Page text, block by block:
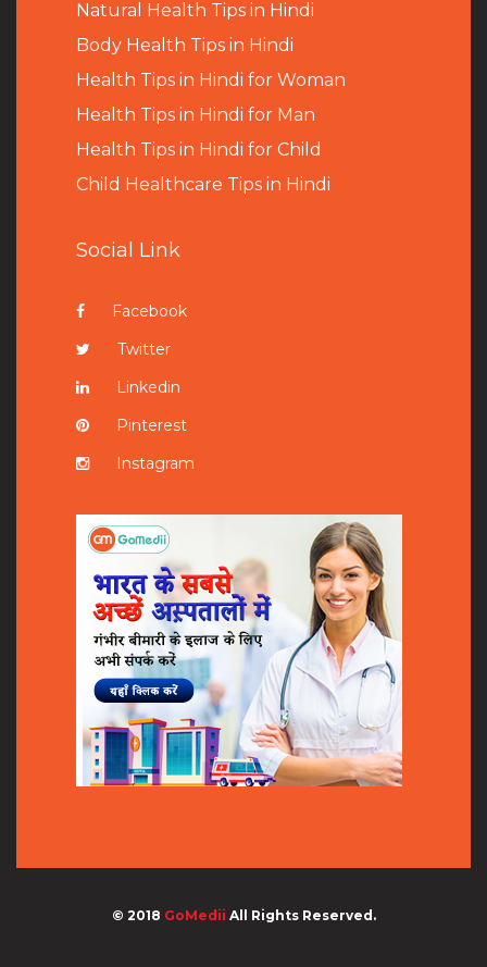
Natural Health Tips in Hindi
Body Health Tips in Hindi
Health Tips in Hindi for Woman
Health Tips in Hindi for Man
Health Tips in Hindi for Child
Child Healthcare Tips in Hindi
Social Link
Facebook
Twitter
Linkedin
Pinterest
Instagram
© 2018 GoMedii All Rights Reserved.